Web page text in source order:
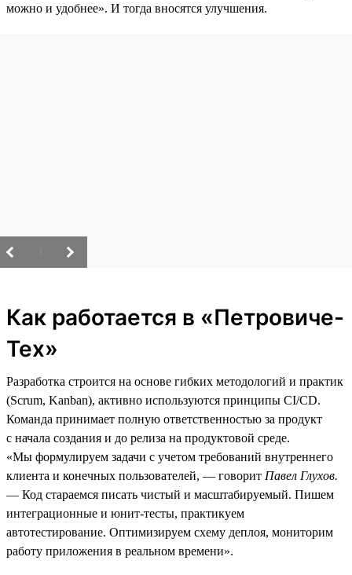
можно и удобнее». И тогда вносятся улучшения.
Как работается в «Петровиче-
Тех»
Разработка строится на основе гибких методологий и практик
(Scrum, Kanban), активно используются принципы CI/CD.
Команда принимает полную ответственностью за продукт
с начала создания и до релиза на продуктовой среде.
«Мы формулируем задачи с учетом требований внутреннего
клиента и конечных пользователей, — говорит Павел Глухов.
— Код стараемся писать чистый и масштабируемый. Пишем
интеграционные и юнит-тесты, практикуем
автотестирование. Оптимизируем схему деплоя, мониторим
работу приложения в реальном времени».